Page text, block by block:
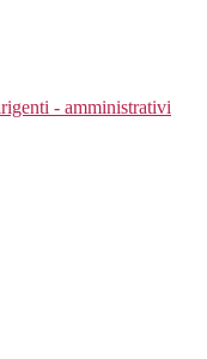
- amministrativi